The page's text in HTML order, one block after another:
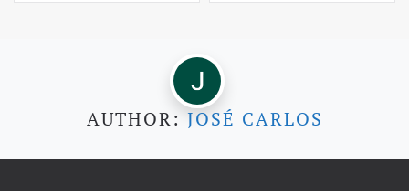
AUTHOR: JOSÉ CARLOS